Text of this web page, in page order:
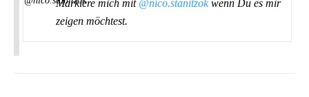
Markiere mich mit @nico.stanitzokwenn Du es mir
zeigen möchtest.